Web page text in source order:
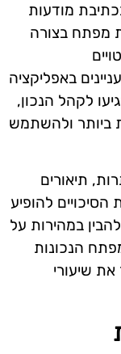
מודעות
מפתח בצורה
באפליקציה
לקהל הנכון,
ביותר ולהשתמש
תיאורים
להופיע
במהירות על
הנכונות
שיעורי